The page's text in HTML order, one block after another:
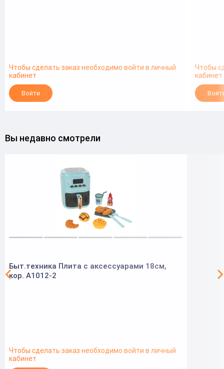
Чтобы сделать заказ необходимо войти в личный
кабинет
Войти
Чтобы
кабинет
Вы недавно смотрели
Быт.техника Плита с аксессуарами 18см,
кор. A1012-2
Чтобы сделать заказ необходимо войти в личный
кабинет